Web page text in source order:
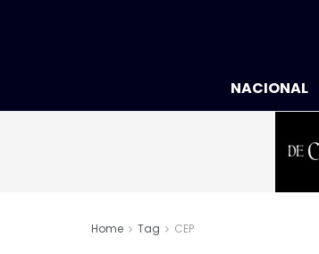
NACIONAL
Home Tag CEP